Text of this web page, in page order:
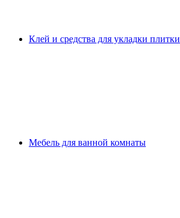
Клей и средства для укладки плитки
Мебель для ванной комнаты